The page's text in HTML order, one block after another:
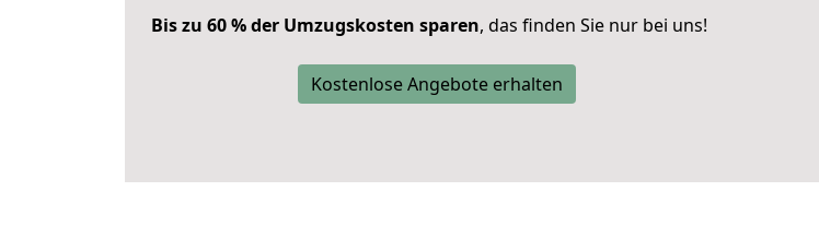
Bis zu 60 % der Umzugskosten sparen, das finden Sie nur bei uns!
Kostenlose Angebote erhalten